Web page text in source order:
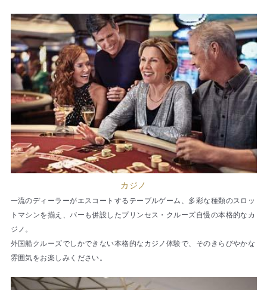
カジノ
一流のディーラーがエスコートするテーブルゲーム、多彩な種類のスロッ
トマシンを揃え、バーも併設したプリンセス・クルーズ自慢の本格的なカ
ジノ。
外国船クルーズでしかできない本格的なカジノ体験で、そのきらびやかな
雰囲気をお楽しみください。